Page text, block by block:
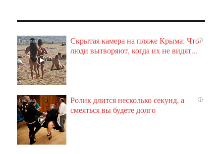
i
Скрытая камера на пляже Крыма: Что
люди вытворяют, когда их не видят...
i
Ролик длится несколько секунд, а
смеяться вы будете долго